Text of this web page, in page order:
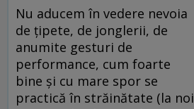
Nu aducem în vedere nevoia
de țipete, de jonglerii, de
anumite gesturi de
performance, cum foarte
bine și cu mare spor se
practică în străinătate (la noi